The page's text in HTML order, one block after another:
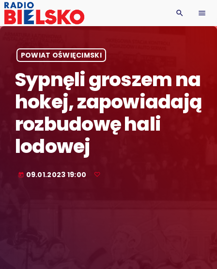
search menu
POWIAT OŚWIĘCIMSKI
Sypnęli groszem na
hokej, zapowiadają
rozbudowę hali
lodowej
today 09.01.2023 19:00